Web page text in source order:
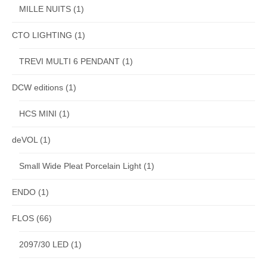
MILLE NUITS (1)
CTO LIGHTING (1)
TREVI MULTI 6 PENDANT (1)
DCW editions (1)
HCS MINI (1)
deVOL (1)
Small Wide Pleat Porcelain Light (1)
ENDO (1)
FLOS (66)
2097/30 LED (1)